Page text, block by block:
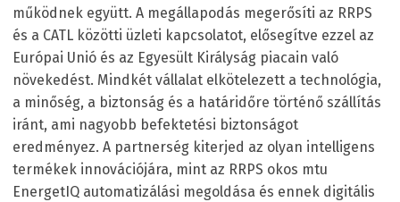
működnek együtt. A megállapodás megerősíti az RRPS
és a CATL közötti üzleti kapcsolatot, elősegítve ezzel az
Európai Unió és az Egyesült Királyság piacain való
növekedést. Mindkét vállalat elkötelezett a technológia,
a minőség, a biztonság és a határidőre történő szállítás
iránt, ami nagyobb befektetési biztonságot
eredményez. A partnerség kiterjed az olyan intelligens
termékek innovációjára, mint az RRPS okos mtu
EnergetIQ automatizálási megoldása és ennek digitális